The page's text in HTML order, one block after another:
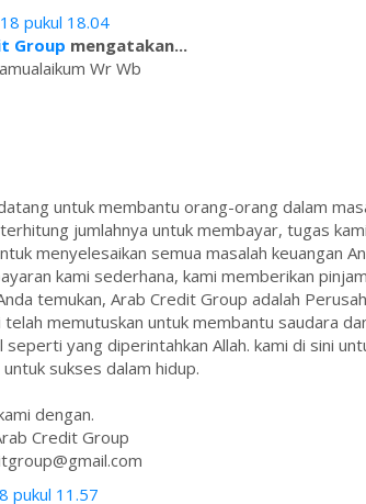
pukul 18.04
Group mengatakan...
Wr Wb
untuk membantu orang-orang dalam
jumlahnya untuk membayar, tugas kami
menyelesaikan semua masalah keuangan
kami sederhana, kami memberikan
temukan, Arab Credit Group adalah
memutuskan untuk membantu saudara
yang diperintahkan Allah. kami di sini
sukses dalam hidup.
dengan.
Credit Group
pukul 11.57